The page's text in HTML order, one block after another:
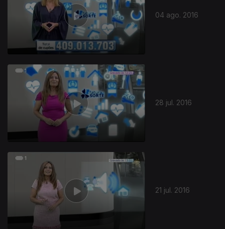
04 ago. 2016
28 jul. 2016
21 jul. 2016